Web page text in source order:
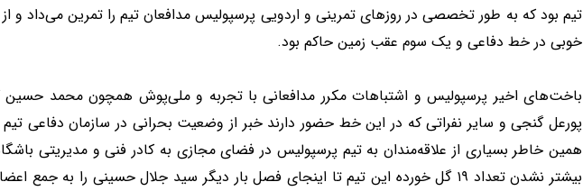
تیم بود که به طور تخصصی در روزهای تمرینی و اردویی پرسپولیس مدافعان تیم را تمرین می‌داد و
خوبی در خط دفاعی و یک سوم عقب زمین حاکم بود.
باخت‌های اخیر پرسپولیس و اشتباهات مکرر مدافعانی با تجربه و ملی‌پوش همچون محمد حسین
پورعل گنجی و سایر نفراتی که در این خط حضور دارند خبر از وضعیت بحرانی در سازمان دفاعی
همین خاطر بسیاری از علاقه‌مندان به تیم پرسپولیس در فضای مجازی به کادر فنی و مدیریتی
بیشتر نشدن تعداد ۱۹ گل خورده این تیم تا اینجای فصل بار دیگر سید جلال حسینی را به